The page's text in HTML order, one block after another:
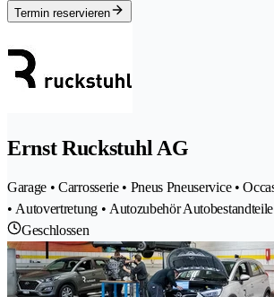
Termin reservieren
Ernst Ruckstuhl AG
Garage • Carrosserie • Pneus Pneuservice •
• Autovertretung • Autozubehör Autobestandteile
Geschlossen